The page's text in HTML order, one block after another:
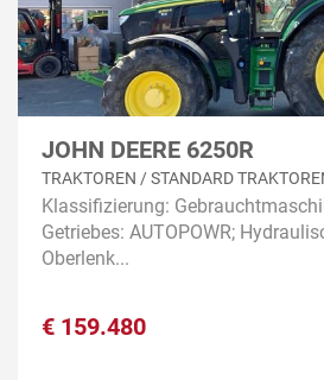
JOHN DEERE 6250R
TRAKTOREN / STANDARD
Klassifizierung:
Getriebes: AUTOPOWR;
Oberlenk...
€ 159.480